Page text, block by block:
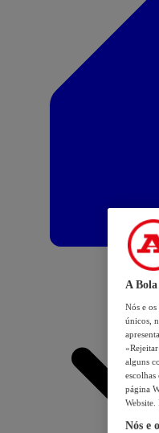
A
Nós e os
únicos,
alguns
página
Nós e